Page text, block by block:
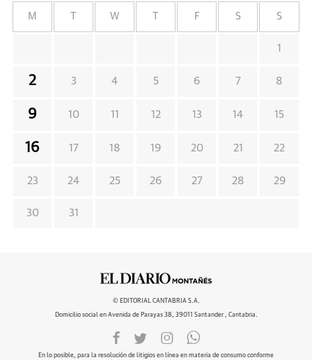
M W F S S
1
2 3 4 5 6 7 8
9 10 11 12 13 14 15
16 17 18 19 20 21 22
23 24 25 26 27 28 29
30 31
© EDITORIAL CANTABRIA S.A.
Domicilio social en Avenida de Parayas 38, 39011 Santander , Cantabria.
En lo posible, para la resolución de litigios en línea en materia de consumo conforme